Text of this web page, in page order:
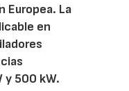
Europea. La
en
y 500 kW.